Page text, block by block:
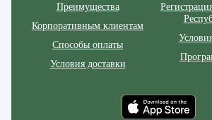
Преимущества
Корпоративным клиентам
Способы оплаты
Условия доставки